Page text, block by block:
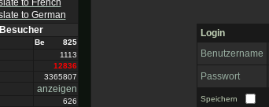
Besucher
825
1113
12836
3365807
anzeigen
626
Login
Benutzername
Passwort
Speichern